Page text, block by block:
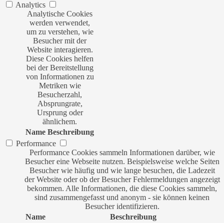
Analytics
Analytische Cookies
werden verwendet,
um zu verstehen, wie
Besucher mit der
Website interagieren.
Diese Cookies helfen
bei der Bereitstellung
von Informationen zu
Metriken wie
Besucherzahl,
Absprungrate,
Ursprung oder
ähnlichem.
Name Beschreibung
Performance
Performance Cookies sammeln Informationen darüber, wie
Besucher eine Webseite nutzen. Beispielsweise welche Seiten
Besucher wie häufig und wie lange besuchen, die Ladezeit
der Website oder ob der Besucher Fehlermeldungen angezeigt
bekommen. Alle Informationen, die diese Cookies sammeln,
sind zusammengefasst und anonym - sie können keinen
Besucher identifizieren.
Name
Beschreibung